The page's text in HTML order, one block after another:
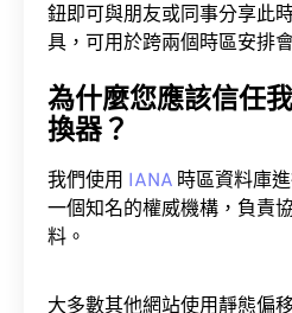
鈕即可與朋友或同事分享此
具，可用於跨兩個時區安排
為什麼您應該信任
換器？
我們使用 IANA 時區資料庫
一個知名的權威機構，負責
料。
大多數其他網站使用靜態偏